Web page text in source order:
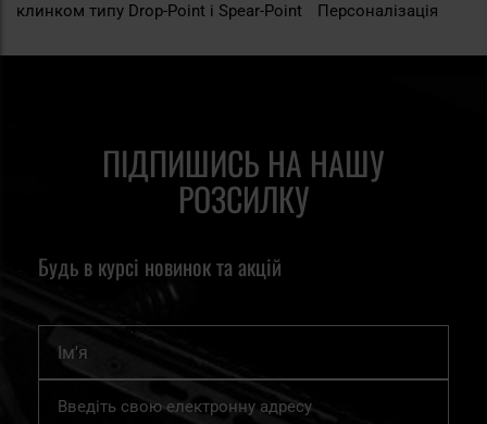
клинком типу Drop-Point i Spear-Point
Персоналізація
ПІДПИШИСЬ НА НАШУ
РОЗСИЛКУ
Будь в курсі новинок та акцій
Підпишіться